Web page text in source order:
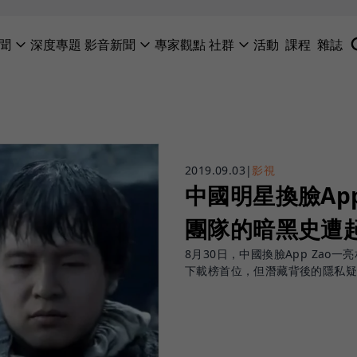
深度專題 影音新聞 專家觀點社群 活動 課程 雜誌
2019.09.03 | 影視
中國明星換臉
團隊的暗黑史遭
8月30日，中國換臉App Zao一
下載榜首位，但潛藏背後的隱私